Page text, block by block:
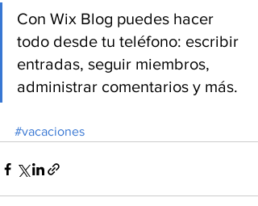
Con Wix Blog puedes hacer
todo desde tu teléfono: escribir
entradas, seguir miembros,
administrar comentarios y más.
#vacaciones